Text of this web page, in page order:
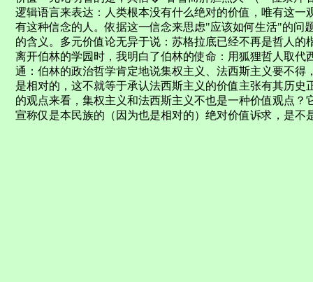
逻辑语言来表达：人类根本没有什么绝对的价值，唯有这
有这种信念的人。依据这一信念来思虑"应该如何生活"的问
的含义。多元价值论无异于说：苏格拉底已经不再是哲人的
离开伯林的学园时，我明白了伯林的使命：用狐狸哲人取代
通：伯林的政治哲学肯定地说集权主义、法西斯主义要不
是相对的，这不就等于承认法西斯主义的价值主张有其历
的观点来看，集权主义和法西斯主义不也是一种价值观点
宣称仅是本民族的（因为也是相对的）绝对价值诉求，是不